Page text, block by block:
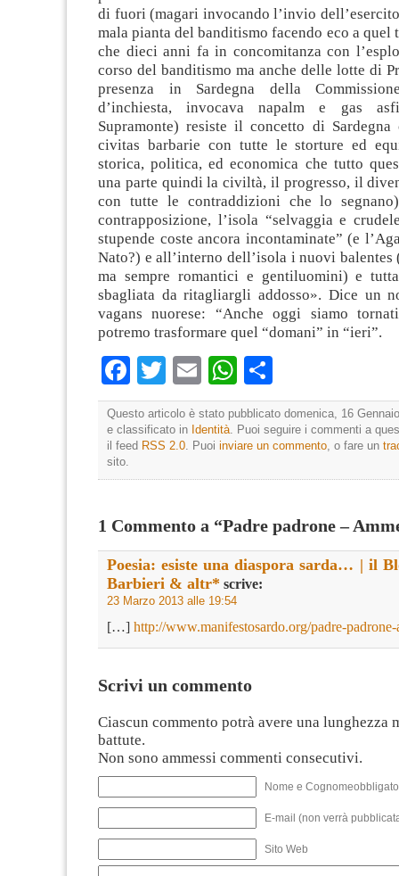
di fuori (magari invocando l’invio
mala pianta del banditismo facendo eco a quel
che dieci anni fa in concomitanza con
corso del banditismo ma anche delle lotte di
presenza in Sardegna della
d’inchiesta, invocava napalm e gas
Supramonte) resiste il concetto di Sardegna
civitas barbarie con tutte le storture ed
storica, politica, ed economica che tutto
una parte quindi la civiltà, il progresso, il
con tutte le contraddizioni che lo
contrapposizione, l’isola “selvaggia e
stupende coste ancora incontaminate” (e
Nato?) e all’interno dell’isola i nuovi balentes
ma sempre romantici e gentiluomini) e
sbagliata da ritagliargli addosso». Dice un
vagans nuorese: “Anche oggi siamo
potremo trasformare quel “domani” in “ieri”.
Facebook
TwitterEmailWhatsApp
Questo articolo è stato pubblicato domenica, 16
e classificato in Identità. Puoi seguire i commenti a
il feed RSS 2.0. Puoi inviare un commento, o fare un
sito.
1 Commento a “Padre padrone –
Poesia: esiste una diaspora sarda… | il
Barbieri & altr* scrive:
23 Marzo 2013 alle 19:54
[…] http://www.manifestosardo.org/padre-padrone-
Scrivi un commento
Ciascun commento potrà avere una lunghezza
battute.
Non sono ammessi commenti consecutivi.
Nome e
E-mail (non verrà
Sito Web